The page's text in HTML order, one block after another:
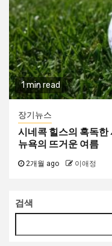
1 min read
장기뉴스
시네콕 힐스의 혹독
뉴욕의 뜨거운 여름
2개월 ago 이애정
검색